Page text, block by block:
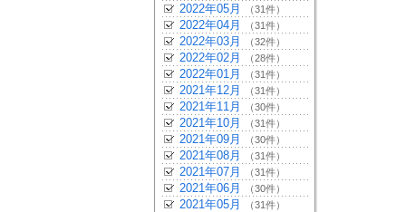
2022年05月 （31件）
2022年04月 （31件）
2022年03月 （32件）
2022年02月 （28件）
2022年01月 （31件）
2021年12月 （31件）
2021年11月 （30件）
2021年10月 （31件）
2021年09月 （30件）
2021年08月 （31件）
2021年07月 （31件）
2021年06月 （30件）
2021年05月 （31件）